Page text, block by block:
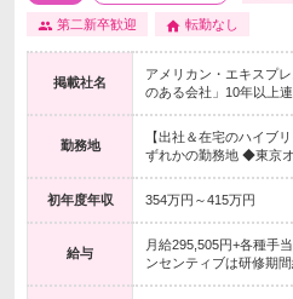
第二新卒歓迎 転勤なし
掲載社名
アメリカン・エキスプ
のある会社」10年以上
勤務地
【出社＆在宅のハイブ
ずれかの勤務地 ◆東京
初年度年収 354万円～415万円
給与
月給295,505円+各種手
ンセンティブは研修期